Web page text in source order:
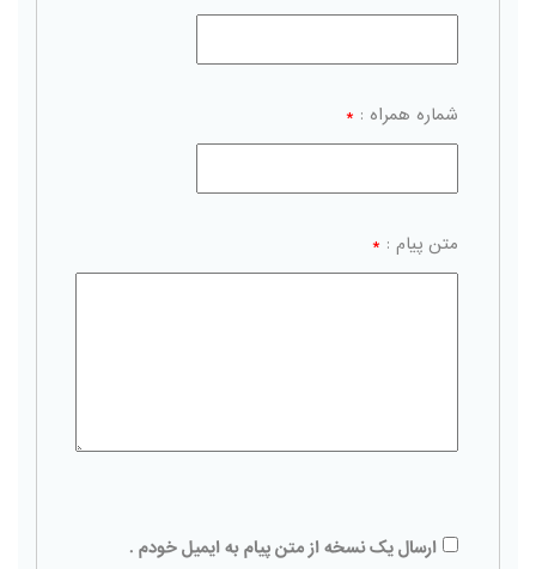
شماره همراه : *
متن پیام : *
ارسال یک نسخه از متن پیام به ایمیل خودم .